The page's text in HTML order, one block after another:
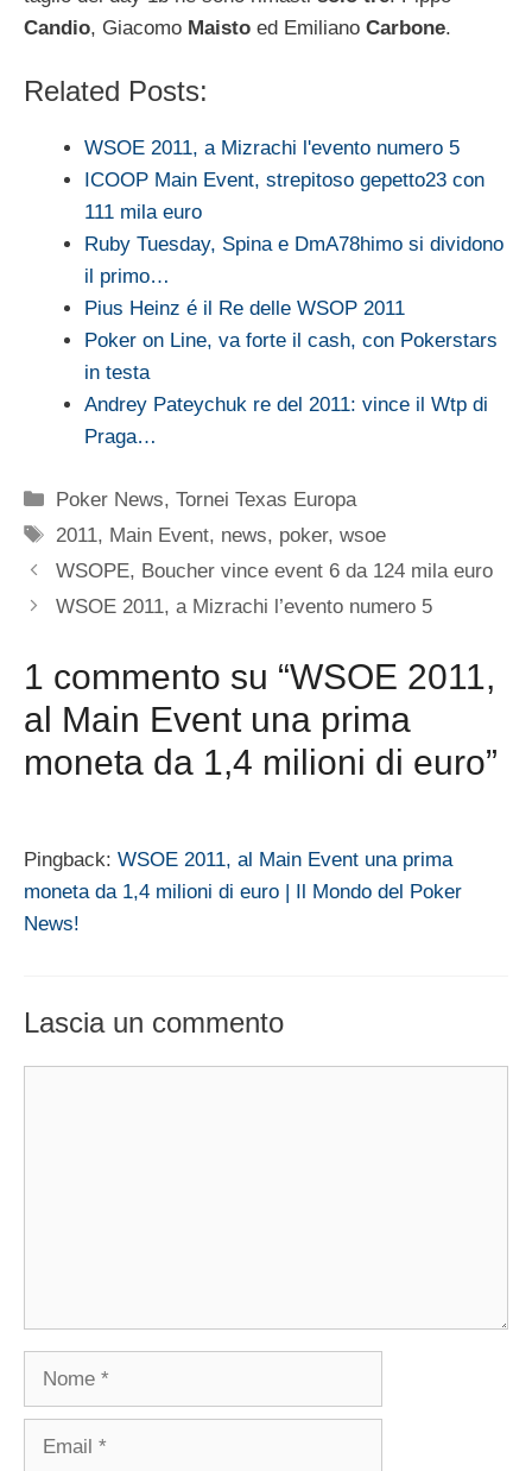
Candio, Giacomo Maisto ed Emiliano Carbone.
Related Posts:
WSOE 2011, a Mizrachi l'evento numero 5
ICOOP Main Event, strepitoso gepetto23 con
111 mila euro
Ruby Tuesday, Spina e DmA78himo si dividono
il primo…
Pius Heinz é il Re delle WSOP 2011
Poker on Line, va forte il cash, con Pokerstars
in testa
Andrey Pateychuk re del 2011: vince il Wtp di
Praga…
Categorie
Poker News,Tornei Texas Europa
Tag
2011, Main Event, news, poker,wsoe
WSOPE, Boucher vince event 6 da 124 mila euro
WSOE 2011, a Mizrachi l’evento numero 5
1 commento su “WSOE 2011,
al Main Event una prima
moneta da 1,4 milioni di euro”
Pingback: WSOE 2011, al Main Event una prima
moneta da 1,4 milioni di euro | Il Mondo del Poker
News!
Lascia un commento
Nome
Email